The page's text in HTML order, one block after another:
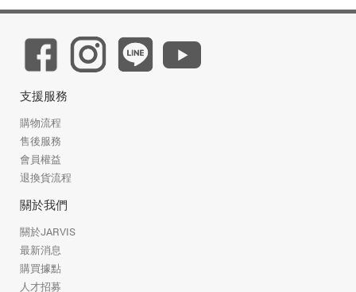
支援服務
購物流程
售後服務
會員權益
退換貨流程
關於我們
關於JARVIS
最新消息
購買據點
人才招募